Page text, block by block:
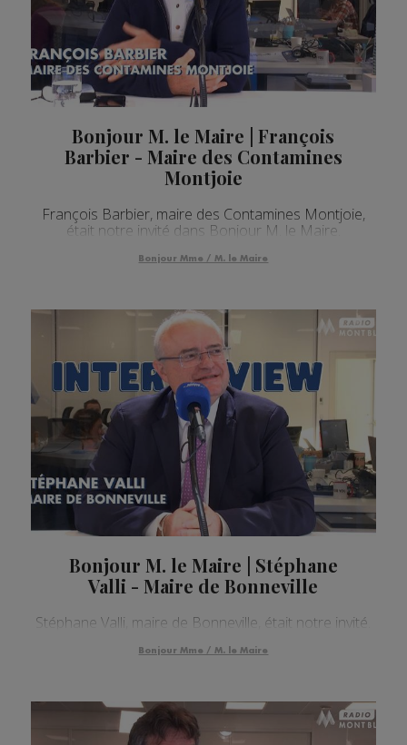
Bonjour M. le Maire | François
Barbier - Maire des Contamines
Montjoie
François Barbier, maire des Contamines Montjoie,
était notre invité dans Bonjour M. le Maire.
Bonjour Mme / M. le Maire
Bonjour M. le Maire | Stéphane
Valli - Maire de Bonneville
Stéphane Valli, maire de Bonneville, était notre invité.
Bonjour Mme / M. le Maire